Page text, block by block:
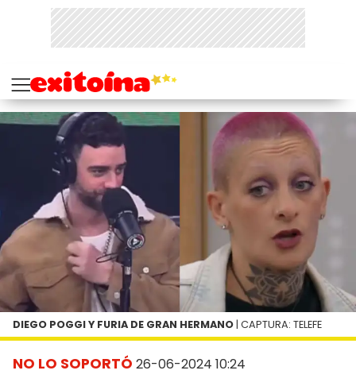
NO LO SOPORTÓ 26-06-2024 10:24
DIEGO POGGI Y FURIA DE GRAN HERMANO | CAPTURA: TELEFE